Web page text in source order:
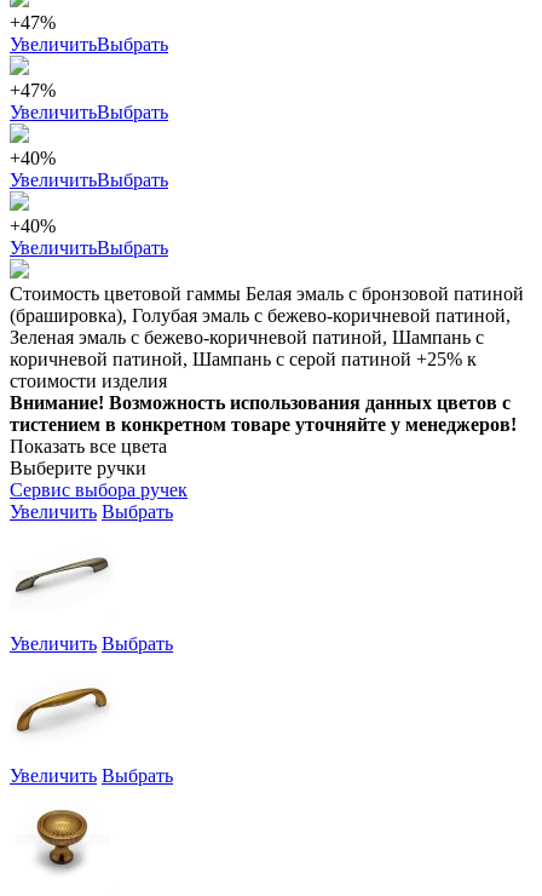
+47%
УвеличитьВыбрать
+47%
УвеличитьВыбрать
+40%
УвеличитьВыбрать
+40%
УвеличитьВыбрать
Стоимость цветовой гаммы Белая эмаль с бронзовой патиной
(брашировка), Голубая эмаль с бежево-коричневой патиной,
Зеленая эмаль с бежево-коричневой патиной, Шампань с
коричневой патиной, Шампань с серой патиной +25% к
стоимости изделия
Внимание! Возможность использования данных цветов с
тистением в конкретном товаре уточняйте у менеджеров!
Показать все цвета
Выберите ручки
Сервис выбора ручек
Увеличить Выбрать
Увеличить Выбрать
Увеличить Выбрать